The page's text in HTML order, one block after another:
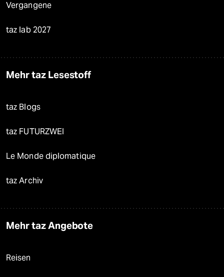
Vergangene
taz lab 2027
Mehr taz Lesestoff
taz Blogs
taz FUTURZWEI
Le Monde diplomatique
taz Archiv
Mehr taz Angebote
Reisen